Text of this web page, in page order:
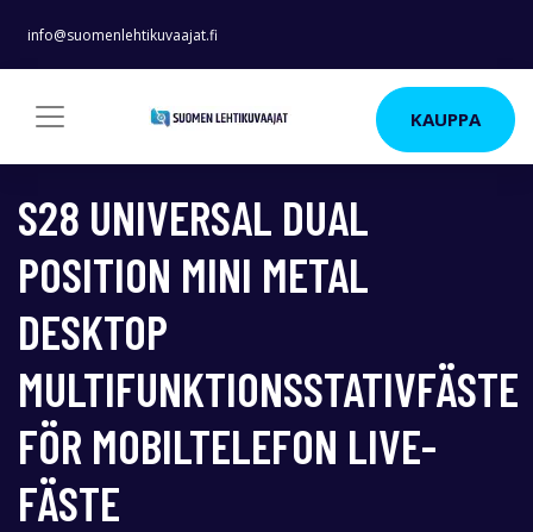
info@suomenlehtikuvaajat.fi
KAUPPA
S28 UNIVERSAL DUAL
POSITION MINI METAL
DESKTOP
MULTIFUNKTIONSSTATIVFÄSTE
FÖR MOBILTELEFON LIVE-
FÄSTE